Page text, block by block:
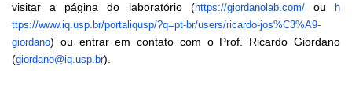
visitar a página do laboratório (https://giordanolab.com/ou
h
ttps://www.iq.usp.br/portaliqusp/?q=pt-br/users/ricardo-jos%C3%A9-
giordano) ou entrar em contato com o Prof. Ricardo Giordano
(giordano@iq.usp.br).